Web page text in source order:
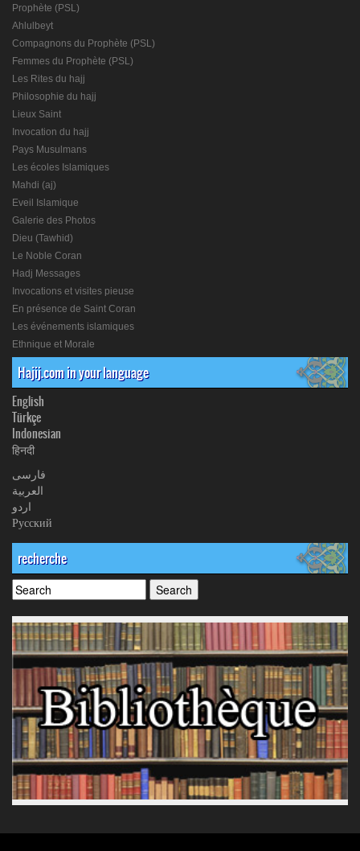
Prophète (PSL)
Ahlulbeyt
Compagnons du Prophète (PSL)
Femmes du Prophète (PSL)
Les Rites du hajj
Philosophie du hajj
Lieux Saint
Invocation du hajj
Pays Musulmans
Les écoles Islamiques
Mahdi (aj)
Eveil Islamique
Galerie des Photos
Dieu (Tawhid)
Le Noble Coran
Hadj Messages
Invocations et visites pieuse
En présence de Saint Coran
Les événements islamiques
Ethnique et Morale
Hajij.com in your language
English
Türkçe
Indonesian
हिनदी
فارسی
العربیة
اردو
Русский
recherche